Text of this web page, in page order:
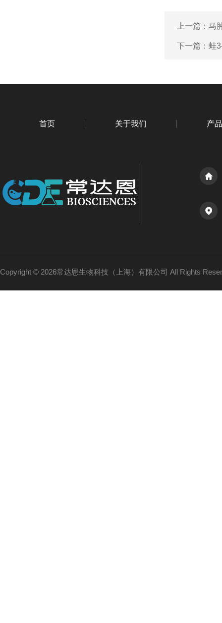
上一篇： 马
下一篇： 蛙
首页 关于我们 产
Copyright © 2026常达恩生物科技（上海）有限公司 All Rights